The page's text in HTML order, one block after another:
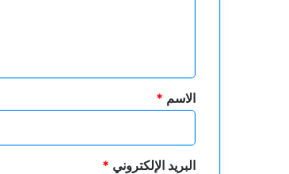
*
الاسم *
البريد الإلكتروني *